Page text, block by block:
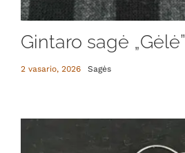
Gintaro sagė „Gėlė”
2 vasario, 2026 Sagės